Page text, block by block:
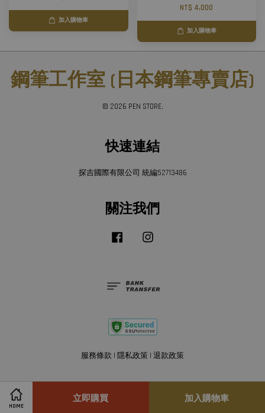
HOME
立即購買 加入購物車
加入購物車
NT$ 4,000
加入購物車
鋼筆工作室 (日本鋼筆專賣店)
© 2026 PEN STORE.
快速連結
探吉國際有限公司 統編52713486
關注我們
Facebook
服務條款 | 隱私政策 | 退款政策